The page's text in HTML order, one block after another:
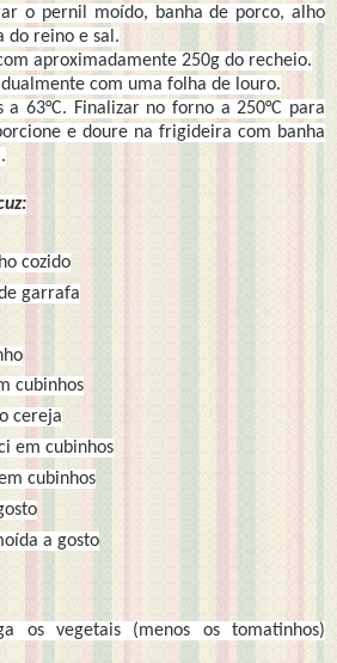
o pernil moído, banha de porco, alho
do reino e sal.
aproximadamente 250g do recheio.
com uma folha de louro.
63°C. Finalizar no forno a 250°C para
e doure na frigideira com banha
cozido
garrafa
cubinhos
cereja
em cubinhos
cubinhos
a gosto
os vegetais (menos os tomatinhos)